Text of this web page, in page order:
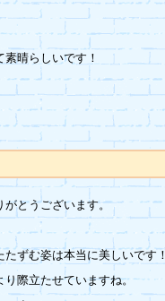
晴らしいです！
がとうございます。
ずむ姿は本当に美しいです！
際立たせていますね。